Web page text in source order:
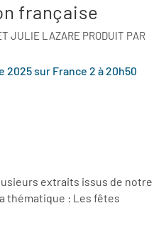
française
JULIE LAZARE PRODUIT PAR
sur France 2 à 20h50
extraits issus de notre
thématique : Les fêtes